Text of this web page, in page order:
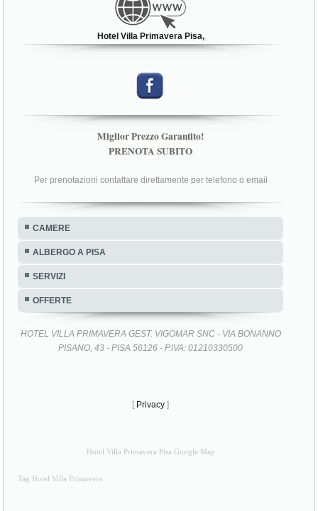
Hotel Villa Primavera Pisa,
Miglior Prezzo Garantito!
PRENOTA SUBITO
Per prenotazioni contattare direttamente per telefono o email
CAMERE
ALBERGO A PISA
SERVIZI
OFFERTE
HOTEL VILLA PRIMAVERA GEST. VIGOMAR SNC - VIA BONANNO
PISANO, 43 - PISA 56126 - P.IVA: 01210330500
[ Privacy ]
Hotel Villa Primavera Pisa Google Map
Tag Hotel Villa Primavera